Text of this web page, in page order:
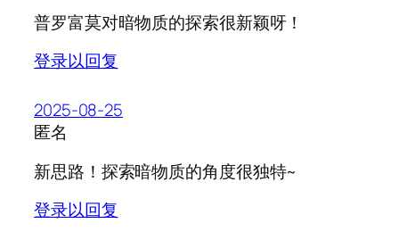
普罗富莫对暗物质的探索很新颖呀！
登录以回复
2025-08-25
匿名
新思路！探索暗物质的角度很独特~
登录以回复